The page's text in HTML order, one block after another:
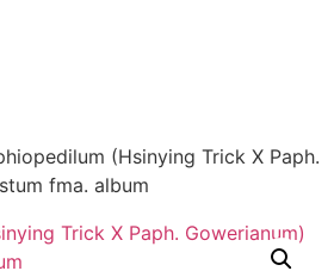
(Hsinying Trick X Paph.
fma. album